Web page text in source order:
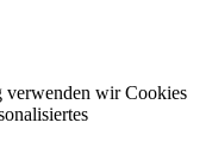
wir Cookies